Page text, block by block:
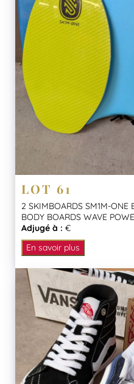
LOT 61
2 SKIMBOARDS SM1M-ONE
BODY BOARDS WAVE
Adjugé à : €
En savoir plus